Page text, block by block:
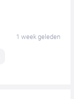
1 week geleden